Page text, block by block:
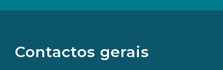
Contactos gerais
redes
sociais